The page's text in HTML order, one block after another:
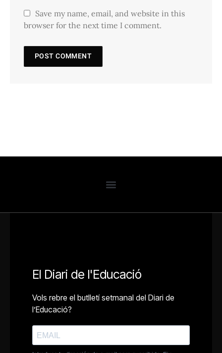
Save my name, email, and website in this
browser for the next time I comment.